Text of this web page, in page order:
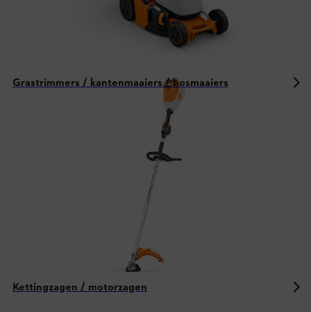
Grastrimmers / kantenmaaiers / bosmaaiers
Kettingzagen / motorzagen